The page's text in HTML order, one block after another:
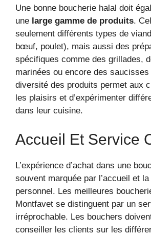
Une bonne boucherie halal doit
une large gamme de produits.
seulement différents types de
bœuf, poulet), mais aussi des
spécifiques comme des grillades,
marinées ou encore des
diversité des produits permet aux
les plaisirs et d’expérimenter
dans leur cuisine.
Accueil Et Service
L’expérience d’achat dans une
souvent marquée par l’accueil et
personnel. Les meilleures
Montfavet se distinguent par un
irréprochable. Les bouchers
conseiller les clients sur les